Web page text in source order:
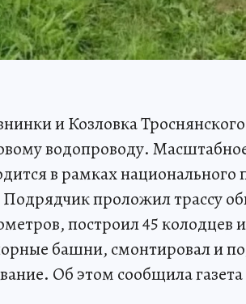
и Козловка
водопроводу.
в рамках национального
проложил трассу
построил 45 колодцев
башни, смонтировал и
Об этом сообщила